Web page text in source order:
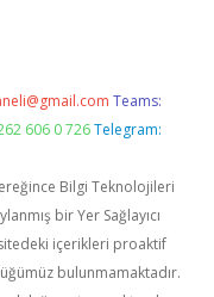
Teams:
606 0 726 Telegram:
Bilgi Teknolojileri
bir Yer Sağlayıcı
içerikleri proaktif
bulunmamaktadır.